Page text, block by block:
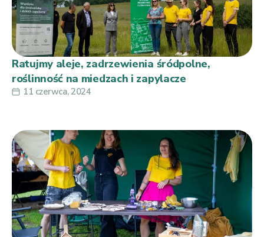
Ratujmy aleje, zadrzewienia śródpolne,
roślinność na miedzach i zapylacze
11 czerwca, 2024